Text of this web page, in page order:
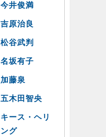
今井俊満
吉原治良
松谷武判
名坂有子
加藤泉
五木田智央
キース・ヘリ
ング